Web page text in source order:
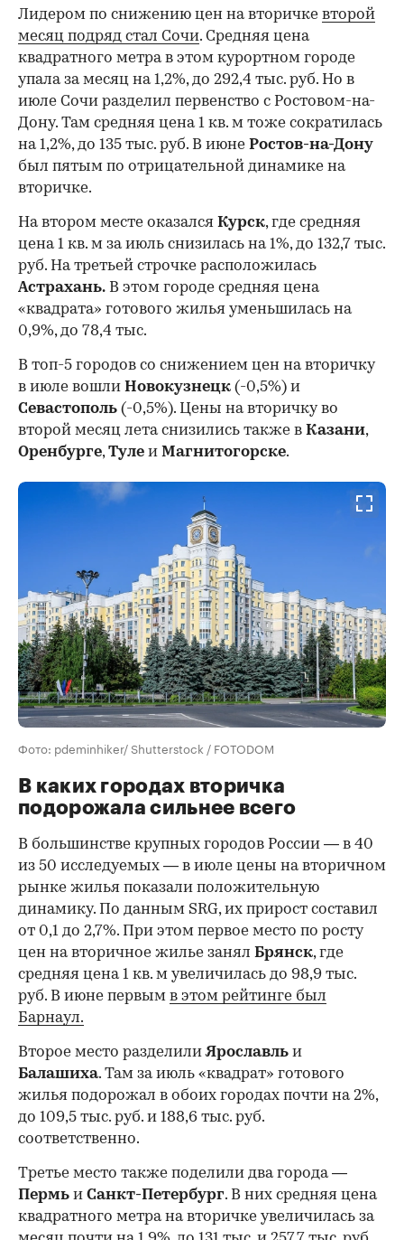
Лидером по снижению цен на вторичке второй
месяц подряд стал Сочи. Средняя цена
квадратного метра в этом курортном городе
упала за месяц на 1,2%, до 292,4 тыс. руб. Но в
июле Сочи разделил первенство с Ростовом-на-
Дону. Там средняя цена 1 кв. м тоже сократилась
на 1,2%, до 135 тыс. руб. В июне Ростов-на-Дону
был пятым по отрицательной динамике на
вторичке.
На втором месте оказался Курск, где средняя
цена 1 кв. м за июль снизилась на 1%, до 132,7 тыс.
руб. На третьей строчке расположилась
Астрахань. В этом городе средняя цена
«квадрата» готового жилья уменьшилась на
0,9%, до 78,4 тыс.
В топ-5 городов со снижением цен на вторичку
в июле вошли Новокузнецк (-0,5%) и
Севастополь (-0,5%). Цены на вторичку во
второй месяц лета снизились также в Казани,
Оренбурге,Туле и Магнитогорске.
Фото: pdeminhiker/ Shutterstock / FOTODOM
В каких городах вторичка
подорожала сильнее всего
В большинстве крупных городов России — в 40
из 50 исследуемых — в июле цены на вторичном
рынке жилья показали положительную
динамику. По данным SRG, их прирост составил
от 0,1 до 2,7%. При этом первое место по росту
цен на вторичное жилье занял Брянск, где
средняя цена 1 кв. м увеличилась до 98,9 тыс.
руб. В июне первым в этом рейтинге был
Барнаул.
Второе место разделилиЯрославль и
Балашиха. Там за июль «квадрат» готового
жилья подорожал в обоих городах почти на 2%,
до 109,5 тыс. руб. и 188,6 тыс. руб.
соответственно.
Третье место также поделили два города —
Пермь и Санкт-Петербург. В них средняя цена
квадратного метра на вторичке увеличилась за